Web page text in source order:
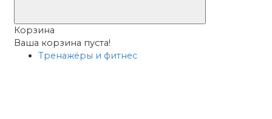
Корзина
Ваша корзина пуста!
Тренажёры и фитнес